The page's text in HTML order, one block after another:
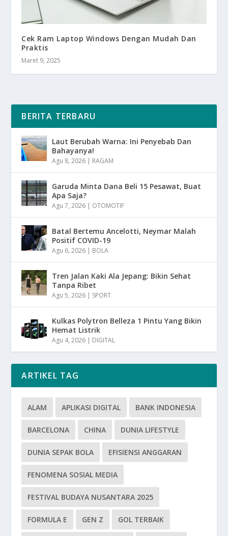
Cek Ram Laptop Windows Dengan Mudah Dan
Praktis
Maret 9, 2025
BERITA TERBARU
Laut Berubah Warna: Ini Penyebab Dan
Bahayanya!
Agu 8, 2026 | RAGAM
Garuda Minta Dana Beli 15 Pesawat, Buat
Apa Saja?
Agu 7, 2026 | OTOMOTIF
Batal Bertemu Ancelotti, Neymar Malah
Positif COVID-19
Agu 6, 2026 | BOLA
Tren Jalan Kaki Ala Jepang: Bikin Sehat
Tanpa Ribet
Agu 5, 2026 | SPORT
Kulkas Polytron Belleza 1 Pintu Yang Bikin
Hemat Listrik
Agu 4, 2026 | DIGITAL
ARTIKEL TAG
ALAM APLIKASI DIGITAL BANK INDONESIA
BARCELONA CHINA DUNIA LIFESTYLE
DUNIA SEPAK BOLA EFISIENSI ANGGARAN
FENOMENA SOSIAL MEDIA
FESTIVAL BUDAYA NUSANTARA 2025
FORMULA E GEN Z GOL TERBAIK